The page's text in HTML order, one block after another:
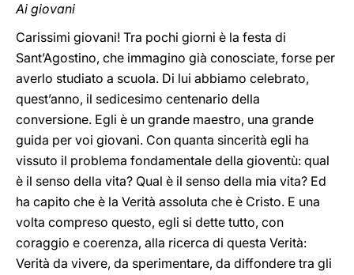
Ai giovani
Carissimi giovani! Tra pochi giorni è la festa di
Sant’Agostino, che immagino già conosciate, forse per
averlo studiato a scuola. Di lui abbiamo celebrato,
quest’anno, il sedicesimo centenario della
conversione. Egli è un grande maestro, una grande
guida per voi giovani. Con quanta sincerità egli ha
vissuto il problema fondamentale della gioventù: qual
è il senso della vita? Qual è il senso della mia vita? Ed
ha capito che è la Verità assoluta che è Cristo. E una
volta compreso questo, egli si dette tutto, con
coraggio e coerenza, alla ricerca di questa Verità:
Verità da vivere, da sperimentare, da diffondere tra gli